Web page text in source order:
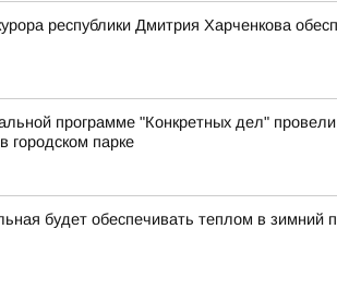
республики Дмитрия Харченкова
программе "Конкретных дел"
городском парке
будет обеспечивать теплом в зимний